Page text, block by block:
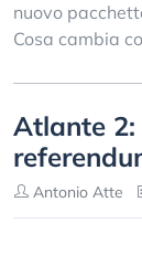
nuovo
Cosa cambia
Atlante
Antonio Atte